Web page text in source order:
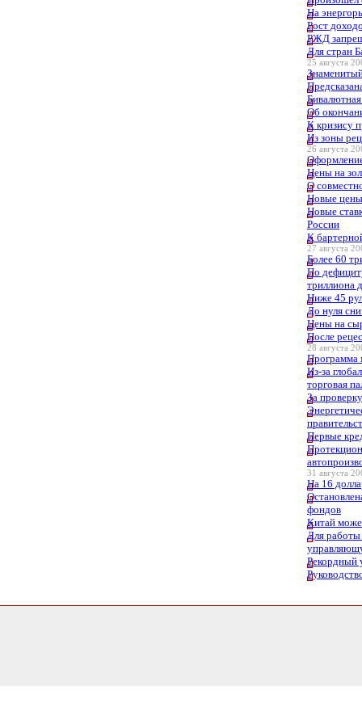
На
Рост
РЖД
Для стран
25 августа
Об
К кризису
Из зоны
26 августа
Цены на
О
Новые
Новые
России
К
27 августа
Более 60
По
триллиона
Ниже 45
До нуля
Цены на
После
28 августа
Программа
Из-за
торговая
За
Первые
31 августа
На 16
фондов
Китай
Для
Рекордный